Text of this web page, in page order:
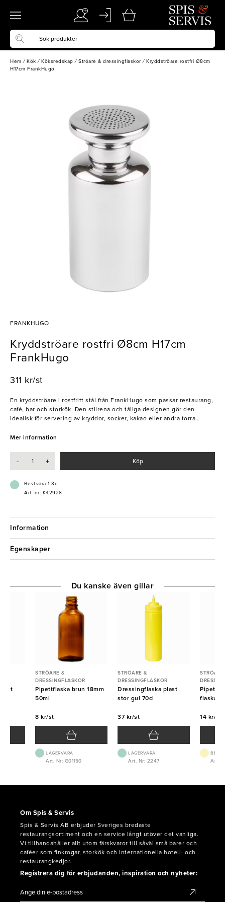
Hem / Kök / Köksredskap / Ströare & dressingflaskor / Kryddströare rostfri Ø8cm
H17cm FrankHugo
FRANKHUGO
Kryddströare rostfri Ø8cm H17cm
FrankHugo
311 kr/st
En kryddströare i rostfritt stål från FrankHugo som passar restaurang,
café, bar och storkök. Den stilrena och tåliga designen gör den
idealisk för servering av kryddor, socker, kakao eller andra torra
Mer information
- + Köp
Best.vara 1-3d
Art. nr: K42928
Information
Egenskaper
STRÖARE &
DRESSINGFLASKOR
Pipettflaska brun 18mm
50ml
8 kr/st
LAGERVARA
Art. Nr: G01150
STRÖARE &
DRESSINGFLASKOR
Dressingflaska plast
stor gul 70cl
37 kr/st
LAGERVARA
Art. Nr: 2247
Pipett
flaska
14 kr/st
Art.
Du kanske även gillar
Om Spis & Servis
Spis & Servis AB erbjuder Sveriges bredaste
restaurangsortiment och en service långt utöver det vanliga.
Vi tillhandahåller allt utom färskvaror till såväl små barer och
caféer som finkrogar, storkök och internationella hotell- och
restaurangkedjor.
Registrera dig för erbjudanden, inspiration och nyheter: